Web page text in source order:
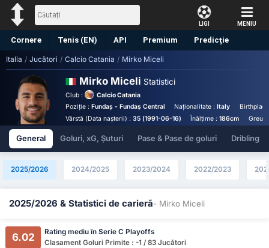
LIGI MENIU
Cornere Tenis (EN) API Premium Predicție
Italia / Jucători / Calcio Catania / Mirko Miceli
Mirko Miceli Statistici
Club :
Calcio Catania
Poziție : Fundaș - Fundaș Central Naționalitate :Italy
Vârstă (Data nașterii) : 35 (1991-06-16) Înălțime :186cm
General Goluri, xG, Șuturi Pase & Pase de goluri Dribling
2025/2026 2024/2025 2023/2024 2022/2023
2025/2026 & Statistici de carieră- Mirko Miceli
6.02
Rating mediu în Serie C Playoffs
Clasament Goluri Primite : -1 / 83 Jucători